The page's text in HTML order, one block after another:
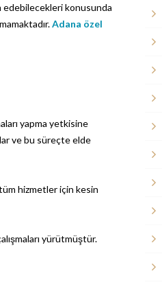
edebilecekleri konusunda
Adana özel
yapma yetkisine
ve bu süreçte elde
hizmetler için kesin
yürütmüştür.